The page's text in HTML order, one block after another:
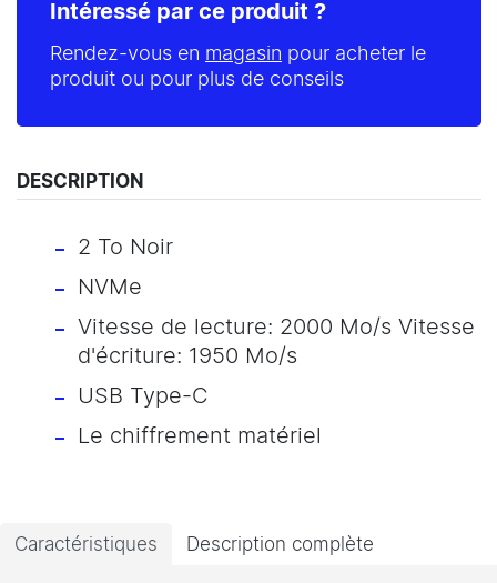
Intéressé par ce produit ?
Rendez-vous en magasin pour acheter le
produit ou pour plus de conseils
DESCRIPTION
2 To Noir
NVMe
Vitesse de lecture: 2000 Mo/s Vitesse
d'écriture: 1950 Mo/s
USB Type-C
Le chiffrement matériel
Caractéristiques Description complète